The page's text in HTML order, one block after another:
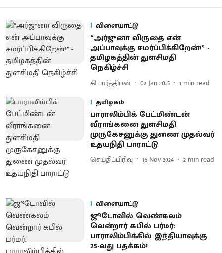
விளையாட்டு
“அர்ஜுனா விருதை என்
அப்பாவுக்கு சமர்ப்பிக்கிறேன்!” -
தமிழகத்தின் துளசிமதி
நெகிழ்ச்சி
கி.பார்த்திபன் 02 Jan 2025 1 min read
தமிழகம்
பாராலிம்பிக் பேட்மிண்டன்
வீராங்கனை துளசிமதி
முருகேசனுக்கு துணை முதல்வர்
உதயநிதி பாராட்டு
செய்திப்பிரிவு 16 Nov 2024 2 min read
விளையாட்டு
ஜூடோவில் வெண்கலம்
வென்றார் கபில் பர்மர்:
பாராலிம்பிக்கில் இந்தியாவுக்கு
25-வது பதக்கம்!